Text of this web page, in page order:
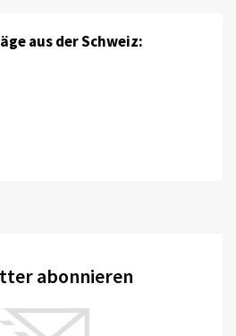
aus der Schweiz:
abonnieren